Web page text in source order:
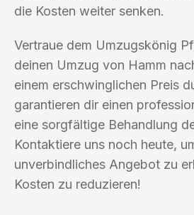
die Kosten weiter senken.
Vertraue dem Umzugskönig
deinen Umzug von Hamm
einem erschwinglichen Preis
garantieren dir einen
eine sorgfältige Behandlung
Kontaktiere uns noch heute,
unverbindliches Angebot zu
Kosten zu reduzieren!